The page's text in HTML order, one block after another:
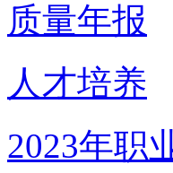
质量年报
人才培养
2023年职